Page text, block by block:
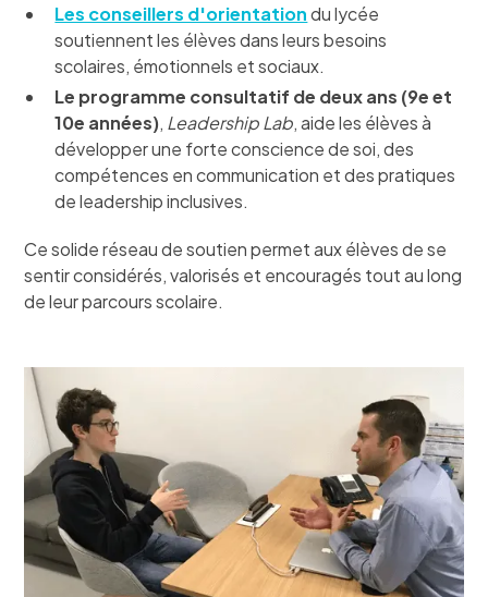
Les conseillers d'orientationdu lycée
soutiennent les élèves dans leurs besoins
scolaires, émotionnels et sociaux.
Le programme consultatif de deux ans (9e et
10e années), Leadership Lab, aide les élèves à
développer une forte conscience de soi, des
compétences en communication et des pratiques
de leadership inclusives.
Ce solide réseau de soutien permet aux élèves de se
sentir considérés, valorisés et encouragés tout au long
de leur parcours scolaire.